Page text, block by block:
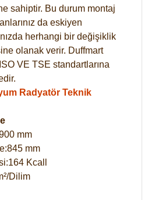
sahiptir. Bu durum montaj
da eskiyen
herhangi bir değişiklik
olanak verir. Duffmart
VE TSE standartlarına
Radyatör Teknik
mm
mm
Kcall
Dilim